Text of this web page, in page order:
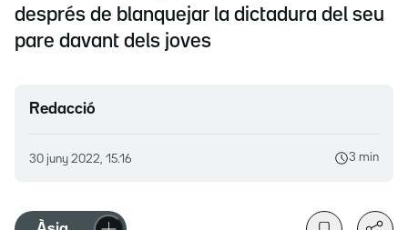
després de blanquejar la dictadura del seu
pare davant dels joves
Redacció
30 juny 2022, 15.16 3 min